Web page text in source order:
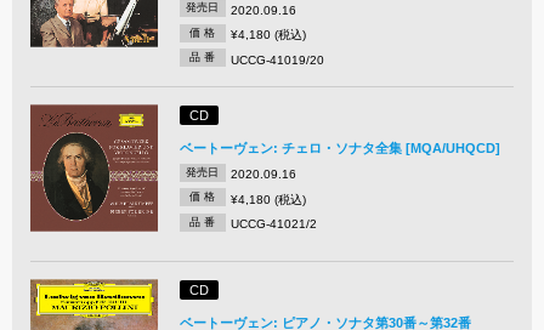
発売日 2020.09.16
価 格 ¥4,180 (税込)
品 番 UCCG-41019/20
CD
ベートーヴェン: チェロ・ソナタ全集 [MQA/UHQCD]
発売日 2020.09.16
価 格 ¥4,180 (税込)
品 番 UCCG-41021/2
CD
ベートーヴェン: ピアノ・ソナタ第30番～第32番